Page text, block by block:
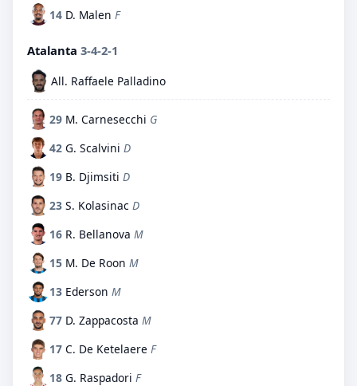
14 D. Malen F
Atalanta 3-4-2-1
All. Raffaele Palladino
29 M. Carnesecchi G
42 G. Scalvini D
19 B. Djimsiti D
23 S. Kolasinac D
16 R. Bellanova M
15 M. De Roon M
13 Ederson M
77 D. Zappacosta M
17 C. De Ketelaere F
18 G. Raspadori F